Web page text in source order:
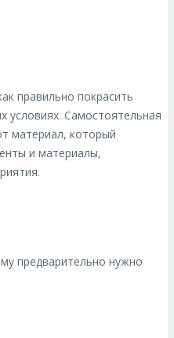
правильно покрасить
условиях. Самостоятельная
материал, который
и материалы,
предварительно нужно